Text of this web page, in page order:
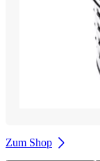
Zum Shop